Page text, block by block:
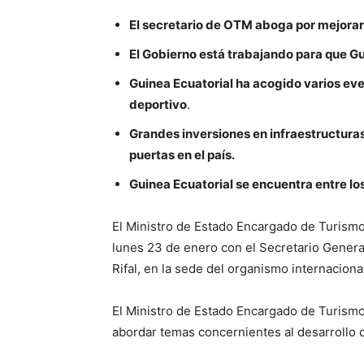
El secretario de OTM aboga por
El Gobierno está trabajando para que
Guinea Ecuatorial ha acogido varios
deportivo.
Grandes inversiones en
puertas en el país.
Guinea Ecuatorial se encuentra entre
El Ministro de Estado Encargado de
lunes 23 de enero con el Secretario
Rifal, en la sede del organismo
El Ministro de Estado Encargado de
abordar temas concernientes al desarrollo